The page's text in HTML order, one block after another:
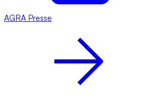
AGRA Presse